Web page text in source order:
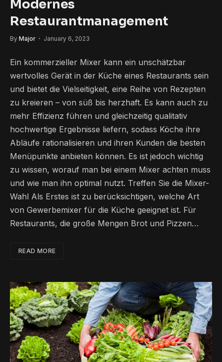
Modernes
Restaurantmanagement
By Major January 6, 2023
Ein kommerzieller Mixer kann ein unschätzbar
wertvolles Gerät in der Küche eines Restaurants sein
und bietet die Vielseitigkeit, eine Reihe von Rezepten
zu kreieren – von süß bis herzhaft. Es kann auch zu
mehr Effizienz führen und gleichzeitig qualitativ
hochwertige Ergebnisse liefern, sodass Köche ihre
Abläufe rationalisieren und ihren Kunden die besten
Menüpunkte anbieten können. Es ist jedoch wichtig
zu wissen, worauf man bei einem Mixer achten muss
und wie man ihn optimal nutzt. Treffen Sie die Mixer-
Wahl Als Erstes ist zu berücksichtigen, welche Art
von Gewerbemixer für die Küche geeignet ist. Für
Restaurants, die große Mengen Brot und Pizzen…
READ MORE